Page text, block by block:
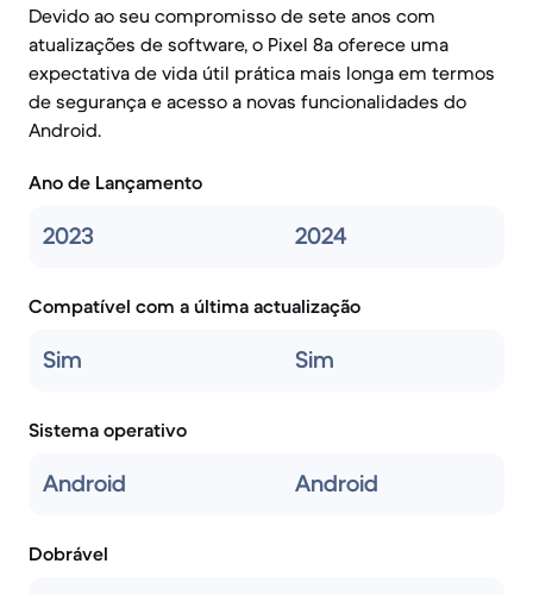
Devido ao seu compromisso de sete anos com
atualizações de software, o Pixel 8a oferece uma
expectativa de vida útil prática mais longa em termos
de segurança e acesso a novas funcionalidades do
Android.
Ano de Lançamento
2023 2024
Compatível com a última actualização
Sim Sim
Sistema operativo
Android Android
Dobrável